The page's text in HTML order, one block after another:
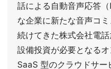
話による自動音声応答
な企業に新たな音声コ
続けてきた株式会社電
設備投資が必要となるオ
SaaS 型のクラウドサ